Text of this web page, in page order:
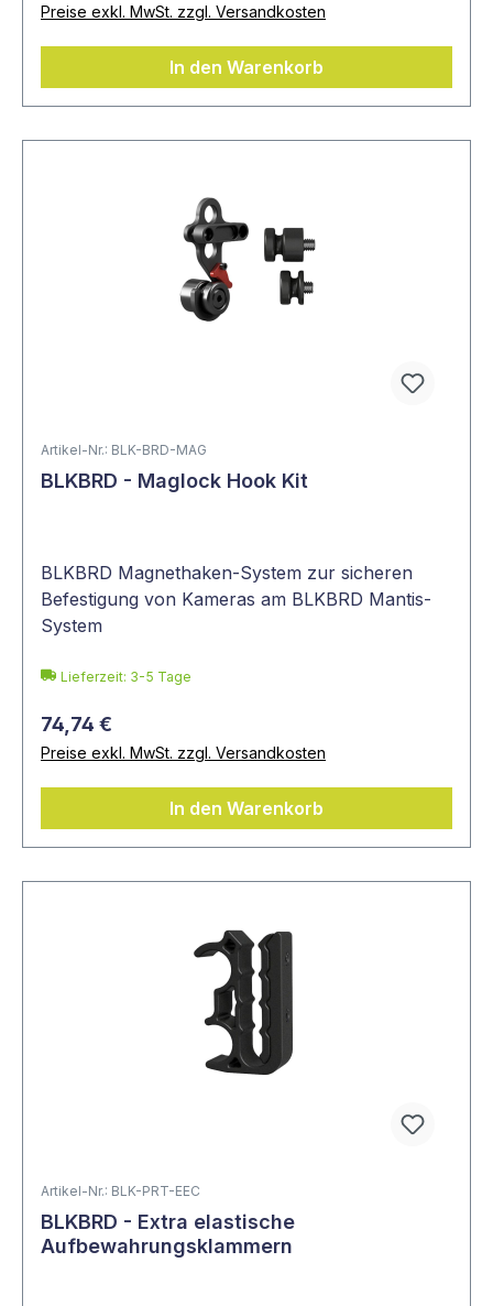
Preise exkl. MwSt. zzgl. Versandkosten
In den Warenkorb
Artikel-Nr.: BLK-BRD-MAG
BLKBRD - Maglock Hook Kit
BLKBRD Magnethaken-System zur sicheren
Befestigung von Kameras am BLKBRD Mantis-
System
Lieferzeit: 3-5 Tage
74,74 €
Preise exkl. MwSt. zzgl. Versandkosten
In den Warenkorb
Artikel-Nr.: BLK-PRT-EEC
BLKBRD - Extra elastische
Aufbewahrungsklammern